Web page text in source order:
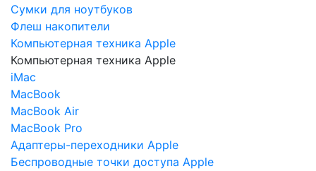
Сумки для ноутбуков
Флеш накопители
Компьютерная техника Apple
Компьютерная техника Apple
iMac
MacBook
MacBook Air
MacBook Pro
Адаптеры-переходники Apple
Беспроводные точки доступа Apple